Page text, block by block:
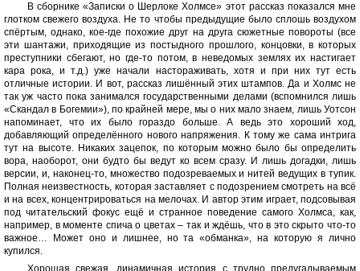
В сборнике «Записки о Шерлоке Холмсе» этот рассказ показался мне
глотком свежего воздуха. Не то чтобы предыдущие было сплошь воздухом
спёртым, однако, кое-где похожие друг на друга сюжетные повороты (все
эти шантажи, приходящие из постыдного прошлого, концовки, в которых
преступники сбегают, но где-то потом, в неведомых землях их настигает
кара рока, и т.д.) уже начали настораживать, хотя и при них тут есть
отличные истории. И вот, рассказ лишённый этих штампов. Да и Холмс не
так уж часто пока занимался государственными делами (вспомнился лишь
«Скандал в Богемии»), по крайней мере, мы о них мало знаем, лишь Уотсон
напоминает, что их было гораздо больше. А ведь это хороший ход,
добавляющий определённого нового напряжения. К тому же сама интрига
тут на высоте. Никаких зацепок, по которым можно было бы определить
вора, наоборот, они будто бы ведут ко всем сразу. И лишь догадки, лишь
версии, и, наконец-то, множество подозреваемых и нитей ведущих в тупик.
Полная неизвестность, которая заставляет с подозрением смотреть на всё
и на всех, концентрироваться на мелочах. И автор этим играет, подсовывая
под читательский фокус ещё и странное поведение самого Холмса, как,
например, в моменте спича о цветах – так и ждёшь, что в это скрыто что-то
важное… Может оно и лишнее, но та «обманка», на которую я лично
купился.
Хорошая свежая, динамичная история с трудно предугадываемым